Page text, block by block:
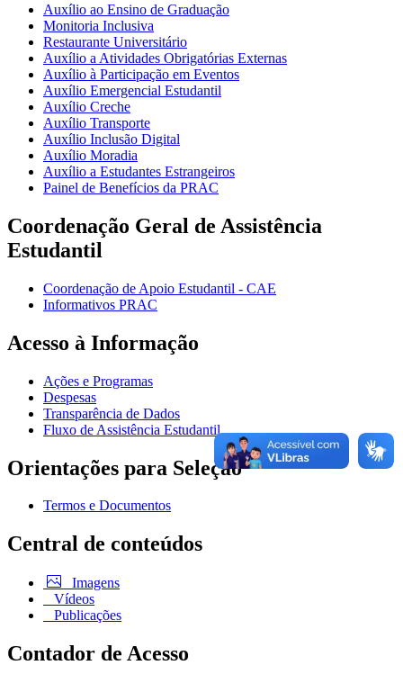
Auxílio ao Ensino de Graduação
Monitoria Inclusiva
Restaurante Universitário
Auxílio a Atividades Obrigatórias Externas
Auxílio à Participação em Eventos
Auxílio Emergencial Estudantil
Auxílio Creche
Auxílio Transporte
Auxílio Inclusão Digital
Auxílio Moradia
Auxílio a Estudantes Estrangeiros
Painel de Benefícios da PRAC
Coordenação Geral de Assistência
Estudantil
Coordenação de Apoio Estudantil - CAE
Informativos PRAC
Acesso à Informação
Ações e Programas
Despesas
Transparência de Dados
Fluxo de Assistência Estudantil
Orientações para Seleção
Termos e Documentos
Central de conteúdos
Imagens
Vídeos
Publicações
Contador de Acesso